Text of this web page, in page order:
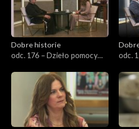
Dobre historie
odc. 176 – Dzieło pomocy
odc.